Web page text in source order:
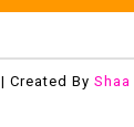
| Created By Shaa